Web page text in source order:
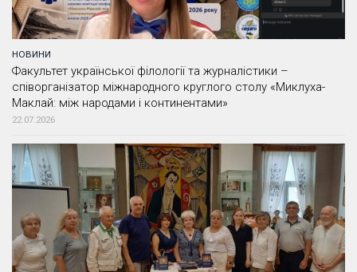
НОВИНИ
Факультет української філології та журналістики –
співорганізатор міжнародного круглого столу «Миклуха-
Маклай: між народами і континентами»
22.07.2026